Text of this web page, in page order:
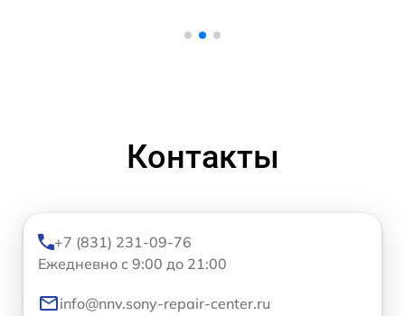
Контакты
+7 (831) 231-09-76
Ежедневно с 9:00 до 21:00
info@nnv.sony-repair-center.ru